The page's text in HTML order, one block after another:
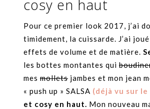
cosy en haut
Pour ce premier look 2017, j’ai
timidement, la cuissarde. J’ai
effets de volume et de matière.
les bottes montantes qui
mes mollets jambes et mon jean
« push up » SALSA (déjà vu sur le
et cosy en haut. Mon nouveau